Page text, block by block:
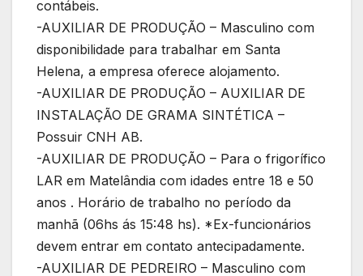
contábeis.
-AUXILIAR DE PRODUÇÃO – Masculino com
disponibilidade para trabalhar em Santa
Helena, a empresa oferece alojamento.
-AUXILIAR DE PRODUÇÃO – AUXILIAR DE
INSTALAÇÃO DE GRAMA SINTÉTICA –
Possuir CNH AB.
-AUXILIAR DE PRODUÇÃO – Para o frigorífico
LAR em Matelândia com idades entre 18 e 50
anos . Horário de trabalho no período da
manhã (06hs ás 15:48 hs). *Ex-funcionários
devem entrar em contato antecipadamente.
-AUXILIAR DE PEDREIRO – Masculino com